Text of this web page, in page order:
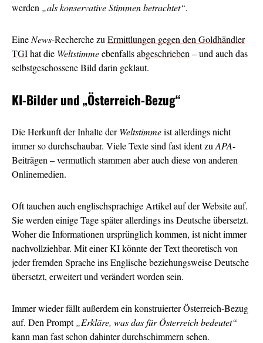
werden „als konservative Stimmen betrachtet“.
Eine News-Recherche zu Ermittlungen gegen den Goldhändler
TGIhat die Weltstimmeebenfallsabgeschrieben – und auch das
selbstgeschossene Bild darin geklaut.
KI-Bilder und„Österreich-Bezug“
Die Herkunft der Inhalte derWeltstimmeist allerdings nicht
immer so durchschaubar. Viele Texte sind fast ident zu APA-
Beiträgen – vermutlich stammen aber auch diese von anderen
Onlinemedien.
Oft tauchen auch englischsprachige Artikel auf der Website auf.
Sie werden einige Tage später allerdings ins Deutsche übersetzt.
Woher die Informationen ursprünglich kommen, ist nicht immer
nachvollziehbar. Mit einer KI könnte der Text theoretisch von
jeder fremden Sprache ins Englische beziehungsweise Deutsche
übersetzt, erweitert und verändert worden sein.
Immer wieder fällt außerdem ein konstruierter Österreich-Bezug
auf. Den Prompt„Erkläre, was das für Österreich bedeutet“
kann man fast schon dahinter durchschimmern sehen.